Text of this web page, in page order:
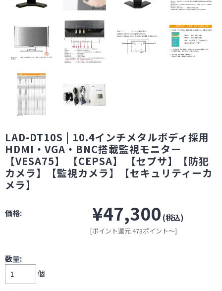
LAD-DT10S | 10.4インチメタルボディ採用
HDMI・VGA・BNC搭載監視モニター
【VESA75】 【CEPSA】 【セプサ】【防犯
カメラ】【監視カメラ】【セキュリティーカ
メラ】
価格: ¥47,300 (税込)
[ポイント還元 473ポイント～]
数量:
個